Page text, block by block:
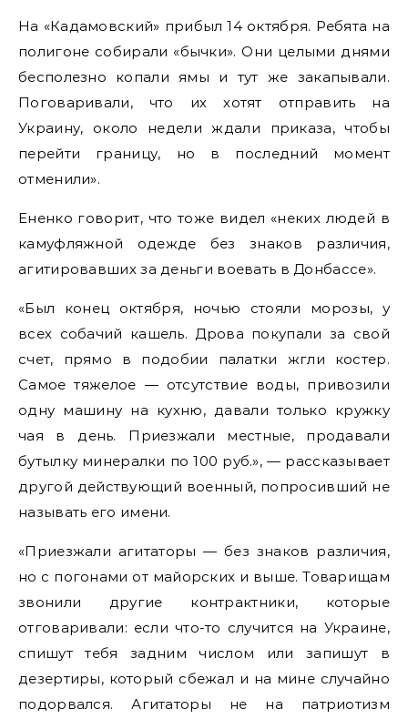
На «Кадамовский» прибыл 14 октября. Ребята на
полигоне собирали «бычки». Они целыми днями
бесполезно копали ямы и тут же закапывали.
Поговаривали, что их хотят отправить на
Украину, около недели ждали приказа, чтобы
перейти границу, но в последний момент
отменили».
Ененко говорит, что тоже видел «неких людей в
камуфляжной одежде без знаков различия,
агитировавших за деньги воевать в Донбассе».
«Был конец октября, ночью стояли морозы, у
всех собачий кашель. Дрова покупали за свой
счет, прямо в подобии палатки жгли костер.
Самое тяжелое — отсутствие воды, привозили
одну машину на кухню, давали только кружку
чая в день. Приезжали местные, продавали
бутылку минералки по 100 руб.», — рассказывает
другой действующий военный, попросивший не
называть его имени.
«Приезжали агитаторы — без знаков различия,
но с погонами от майорских и выше. Товарищам
звонили другие контрактники, которые
отговаривали: если что-то случится на Украине,
спишут тебя задним числом или запишут в
дезертиры, который сбежал и на мине случайно
подорвался. Агитаторы не на патриотизм